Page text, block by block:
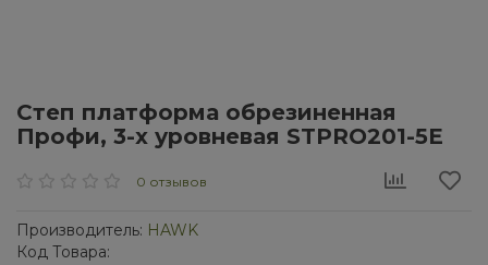
Степ платформа обрезиненная
Профи, 3-х уровневая STPRO201-5E
0 отзывов
Производитель: HAWK
Код Товара: